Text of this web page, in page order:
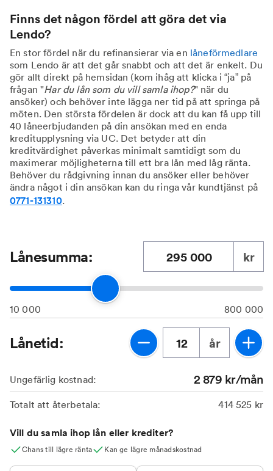
Finns det någon fördel att göra det via
Lendo?
En stor fördel när du refinansierar via en låneförmedlare
som Lendo är att det går snabbt och att det är enkelt. Du
gör allt direkt på hemsidan (kom ihåg att klicka i “ja” på
frågan "Har du lån som du vill samla ihop?" när du
ansöker) och behöver inte lägga ner tid på att springa på
möten. Den största fördelen är dock att du kan få upp till
40 låneerbjudanden på din ansökan med en enda
kreditupplysning via UC. Det betyder att din
kreditvärdighet påverkas minimalt samtidigt som du
maximerar möjligheterna till ett bra lån med låg ränta.
Behöver du rådgivning innan du ansöker eller behöver
ändra något i din ansökan kan du ringa vår kundtjänst på
0771-131310.
Lånesumma: kr
10 000 800 000
Lånetid: år
Ungefärlig kostnad: 2 879 kr/mån
Totalt att återbetala: 414 525 kr
Vill du samla ihop lån eller krediter?
Chans till lägre ränta Kan ge lägre månadskostnad